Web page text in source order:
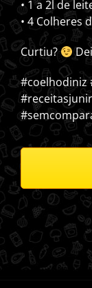
• 1 a 2l de
• 4 Colheres
Curtiu?
#coelhodiniz